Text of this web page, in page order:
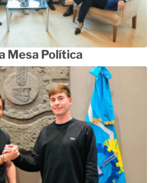
Mesa Política